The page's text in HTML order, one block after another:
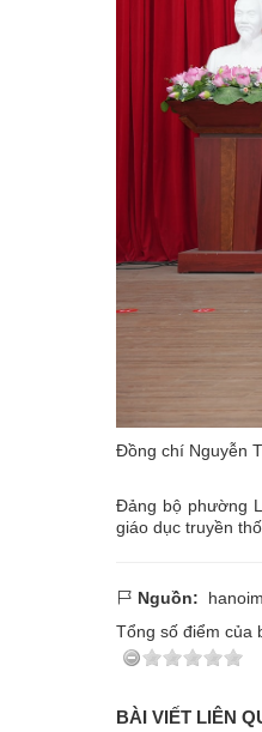
Đồng chí Nguyễn
Đảng bộ phường
giáo dục truyền
Nguồn:
Tổng số điểm của
BÀI VIẾT LIÊN